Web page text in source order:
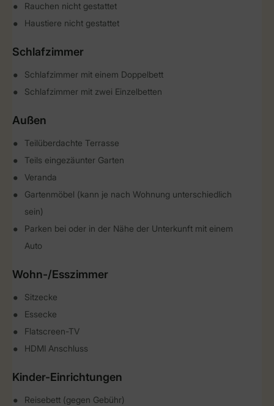
Rauchen nicht gestattet
Haustiere nicht gestattet
Schlafzimmer
Schlafzimmer mit einem Doppelbett
Schlafzimmer mit zwei Einzelbetten
Außen
Teilüberdachte Terrasse
Teils eingezäunter Garten
Veranda
Gartenmöbel (kann je nach Wohnung unterschiedlich
sein)
Parken bei oder in der Nähe der Unterkunft mit einem
Auto
Wohn-/Esszimmer
Sitzecke
Essecke
Flatscreen-TV
HDMI Anschluss
Kinder-Einrichtungen
Reisebett (gegen Gebühr)